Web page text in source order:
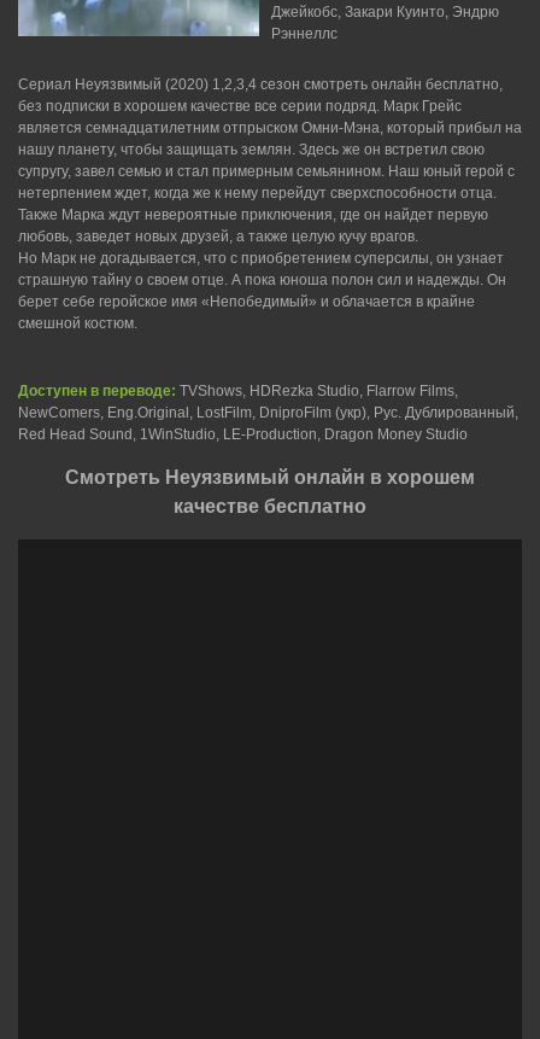
Джейкобс, Закари Куинто, Эндрю
Рэннеллс
Сериал Неуязвимый (2020) 1,2,3,4 сезон смотреть онлайн бесплатно,
без подписки в хорошем качестве все серии подряд. Марк Грейс
является семнадцатилетним отпрыском Омни-Мэна, который прибыл на
нашу планету, чтобы защищать землян. Здесь же он встретил свою
супругу, завел семью и стал примерным семьянином. Наш юный герой с
нетерпением ждет, когда же к нему перейдут сверхспособности отца.
Также Марка ждут невероятные приключения, где он найдет первую
любовь, заведет новых друзей, а также целую кучу врагов.
Но Марк не догадывается, что с приобретением суперсилы, он узнает
страшную тайну о своем отце. А пока юноша полон сил и надежды. Он
берет себе геройское имя «Непобедимый» и облачается в крайне
смешной костюм.
Доступен в переводе: TVShows, HDRezka Studio, Flarrow Films,
NewComers, Eng.Original, LostFilm, DniproFilm (укр), Рус. Дублированный,
Red Head Sound, 1WinStudio, LE-Production, Dragon Money Studio
Смотреть Неуязвимый онлайн в хорошем
качестве бесплатно